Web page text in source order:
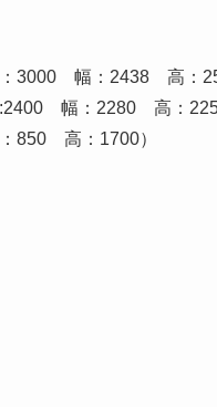
3000 幅：2438 高：
幅：2280 高：
850 高：1700）